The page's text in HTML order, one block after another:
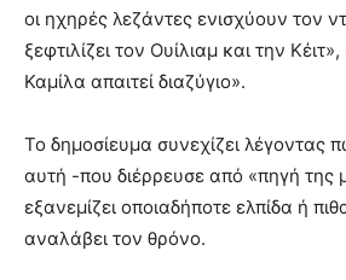
οι ηχηρές λεζάντες ενισχύουν τον
ξεφτιλίζει τον Ουίλιαμ και την
Καμίλα απαιτεί διαζύγιο».
Το δημοσίευμα συνεχίζει λέγοντας
αυτή -που διέρρευσε από «πηγή της
εξανεμίζει οποιαδήποτε ελπίδα ή
αναλάβει τον θρόνο.